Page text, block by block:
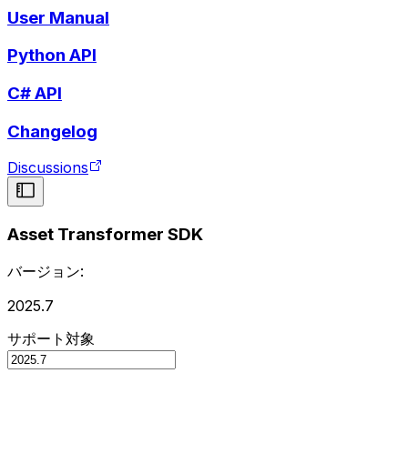
User Manual
Python API
C# API
Changelog
Discussions
Asset Transformer SDK
バージョン:
2025.7
サポート対象